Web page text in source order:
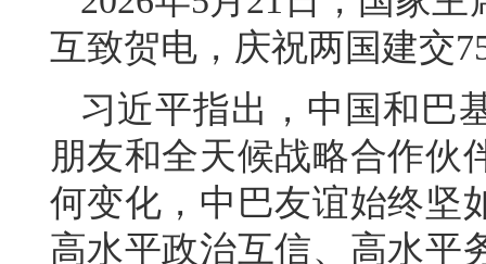
互致贺电，庆祝两国建交
习近平指出，中国和巴
朋友和全天候战略合作伙
何变化，中巴友谊始终坚
高水平政治互信、高水平